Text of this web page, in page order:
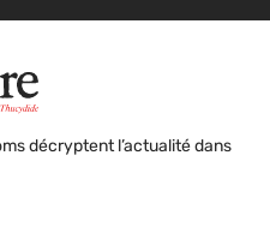
décryptent l’actualité dans